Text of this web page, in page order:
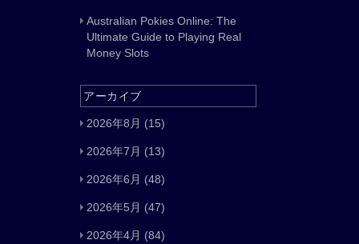
Australian Pokies Online: The
Ultimate Guide to Playing Real
Money Slots
アーカイブ
2026年8月 (15)
2026年7月 (13)
2026年6月 (48)
2026年5月 (47)
2026年4月 (84)